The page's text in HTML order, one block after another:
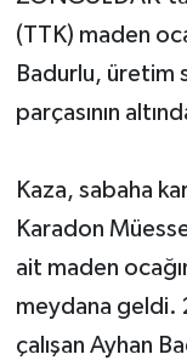
(TTK) maden
Badurlu, üretim
parçasının
Kaza, sabaha
Karadon
ait maden
meydana
çalışan Ayhan
Yerel
DÜNYA
YEREL